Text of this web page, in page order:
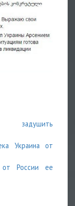
задушить
Украина от
от России ее